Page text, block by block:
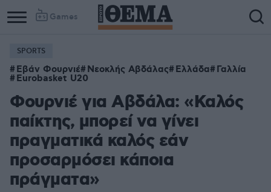
Games
SPORTS
Εβάν Φουρνιέ Νεοκλής Αβδάλας Ελλάδα Γαλλία
Eurobasket U20
Φουρνιέ για Αβδάλα: «Καλός
παίκτης, μπορεί να γίνει
πραγματικά καλός εάν
προσαρμόσει κάποια
πράγματα»